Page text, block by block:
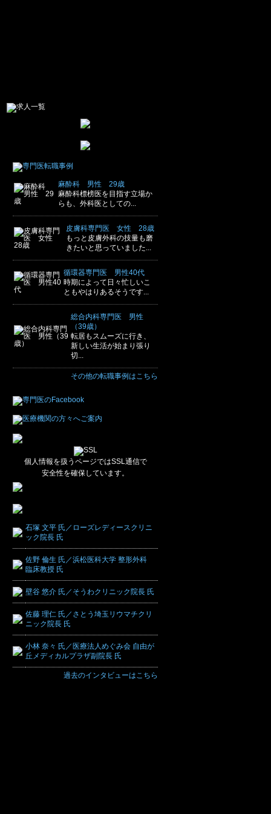
麻酔科 男性 29歳
麻酔科標榜医を目指す立場か
らも、外科医としての...
皮膚科専門医 女性 28歳
もっと皮膚外科の技量も磨
きたいと思っていました...
循環器専門医 男性40代
時期によって日々忙しいこ
ともやはりあるそうです...
総合内科専門医 男性
（39歳）
転居もスムーズに行き、
新しい生活が始まり張り
切...
その他の転職事例はこちら
個人情報を扱うページではSSL通信で
安全性を確保しています。
石塚 文平 氏／ローズレディースクリニ
ック院長 氏
佐野 倫生 氏／浜松医科大学 整形外科
臨床教授 氏
壁谷 悠介 氏／そうわクリニック院長 氏
佐藤 理仁 氏／さとう埼玉リウマチクリ
ニック院長 氏
小林 奈々 氏／医療法人めぐみ会 自由が
丘メディカルプラザ副院長 氏
過去のインタビューはこちら